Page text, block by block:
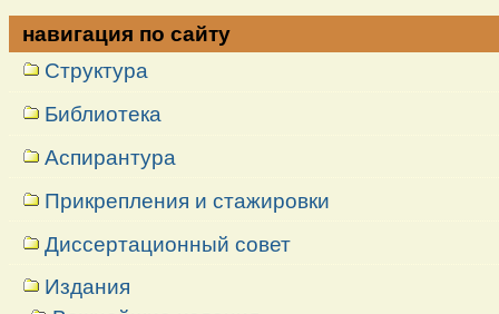
навигация по сайту
Структура
Библиотека
Аспирантура
Прикрепления и стажировки
Диссертационный совет
Издания